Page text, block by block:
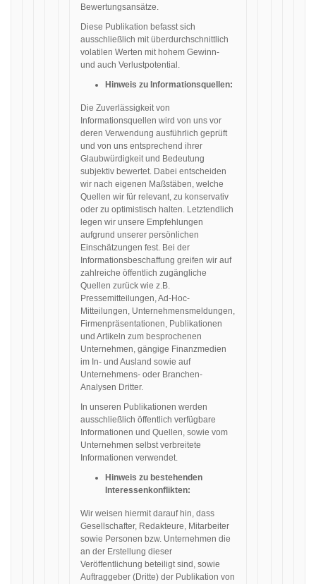
Bewertungsansätze.
Diese Publikation befasst sich
ausschließlich mit überdurchschnittlich
volatilen Werten mit hohem Gewinn-
und auch Verlustpotential.
Hinweis zu Informationsquellen:
Die Zuverlässigkeit von
Informationsquellen wird von uns vor
deren Verwendung ausführlich geprüft
und von uns entsprechend ihrer
Glaubwürdigkeit und Bedeutung
subjektiv bewertet. Dabei entscheiden
wir nach eigenen Maßstäben, welche
Quellen wir für relevant, zu konservativ
oder zu optimistisch halten. Letztendlich
legen wir unsere Empfehlungen
aufgrund unserer persönlichen
Einschätzungen fest. Bei der
Informationsbeschaffung greifen wir auf
zahlreiche öffentlich zugängliche
Quellen zurück wie z.B.
Pressemitteilungen, Ad-Hoc-
Mitteilungen, Unternehmensmeldungen,
Firmenpräsentationen, Publikationen
und Artikeln zum besprochenen
Unternehmen, gängige Finanzmedien
im In- und Ausland sowie auf
Unternehmens- oder Branchen-
Analysen Dritter.
In unseren Publikationen werden
ausschließlich öffentlich verfügbare
Informationen und Quellen, sowie vom
Unternehmen selbst verbreitete
Informationen verwendet.
Hinweis zu bestehenden
Interessenkonflikten:
Wir weisen hiermit darauf hin, dass
Gesellschafter, Redakteure, Mitarbeiter
sowie Personen bzw. Unternehmen die
an der Erstellung dieser
Veröffentlichung beteiligt sind, sowie
Auftraggeber (Dritte) der Publikation von